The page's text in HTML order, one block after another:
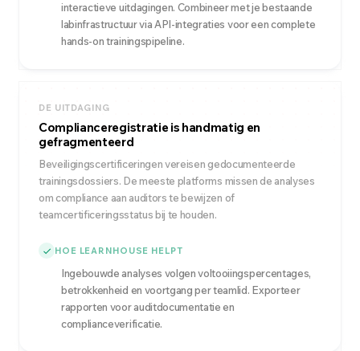
interactieve uitdagingen. Combineer met je bestaande
labinfrastructuur via API-integraties voor een complete
hands-on trainingspipeline.
DE UITDAGING
Complianceregistratie is handmatig en
gefragmenteerd
Beveiligingscertificeringen vereisen gedocumenteerde
trainingsdossiers. De meeste platforms missen de analyses
om compliance aan auditors te bewijzen of
teamcertificeringsstatus bij te houden.
HOE LEARNHOUSE HELPT
Ingebouwde analyses volgen voltooiingspercentages,
betrokkenheid en voortgang per teamlid. Exporteer
rapporten voor auditdocumentatie en
complianceverificatie.